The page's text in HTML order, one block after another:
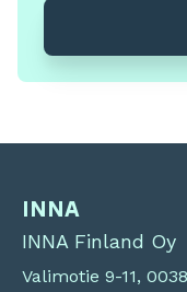
INNA
INNA Finland Oy
Valimotie 9-11,